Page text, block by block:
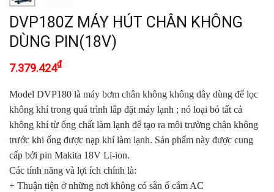
DVP180Z MÁY HÚT CHÂN KHÔNG
DÙNG PIN(18V)
7.379.424₫
Model DVP180 là máy bơm chân không không dây dùng để lọc
không khí trong quá trình lắp đặt máy lạnh ; nó loại bỏ tất cả
không khí từ ống chất làm lạnh để tạo ra môi trường chân không
trước khi ống được nạp khí làm lạnh. Sản phẩm này được cung
cấp bởi pin Makita 18V Li-ion.
Các tính năng và lợi ích chính là:
+ Thuận tiện ở những nơi không có sẵn ổ cắm AC